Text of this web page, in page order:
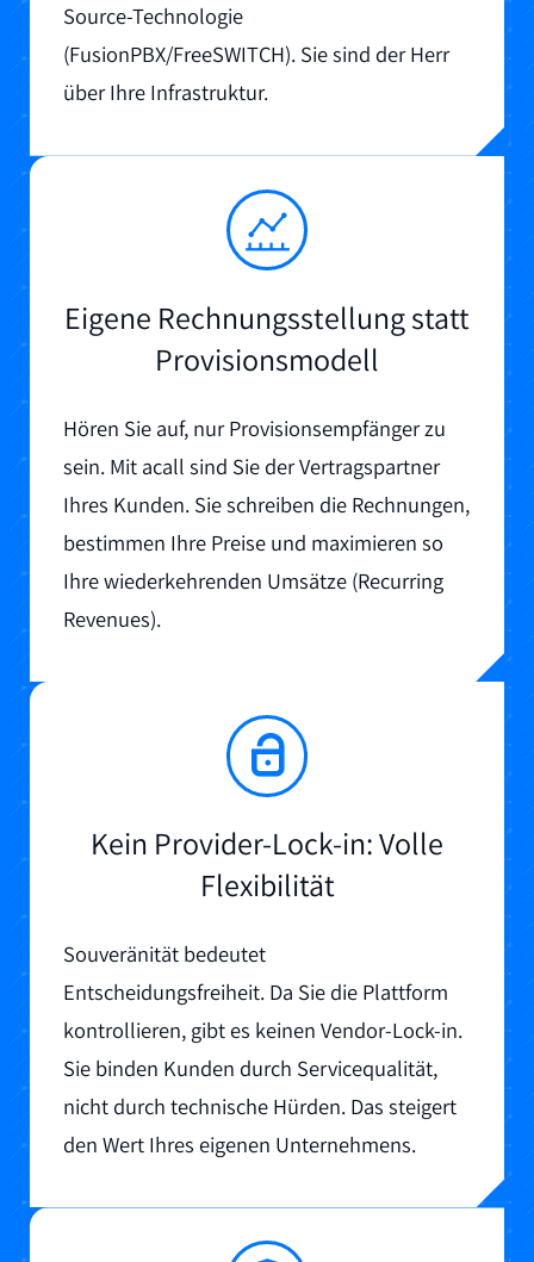
Source-Technologie
(FusionPBX/FreeSWITCH). Sie sind der Herr
über Ihre Infrastruktur.
Eigene Rechnungsstellung statt
Provisionsmodell
Hören Sie auf, nur Provisionsempfänger zu
sein. Mit acall sind Sie der Vertragspartner
Ihres Kunden. Sie schreiben die Rechnungen,
bestimmen Ihre Preise und maximieren so
Ihre wiederkehrenden Umsätze (Recurring
Revenues).
Kein Provider-Lock-in: Volle
Flexibilität
Souveränität bedeutet
Entscheidungsfreiheit. Da Sie die Plattform
kontrollieren, gibt es keinen Vendor-Lock-in.
Sie binden Kunden durch Servicequalität,
nicht durch technische Hürden. Das steigert
den Wert Ihres eigenen Unternehmens.